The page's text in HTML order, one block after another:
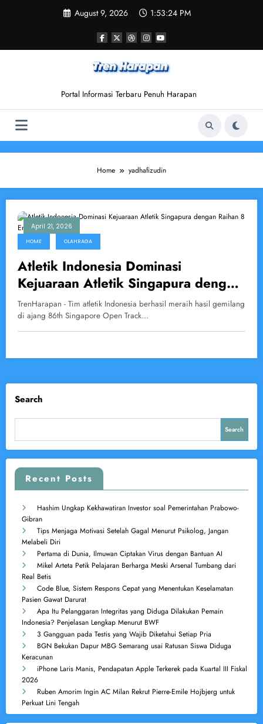
August 9, 2026 1:53:25 PM
Portal Informasi Terbaru Penuh Harapan
Home yadhafizudin
April 21, 2026
HOME OLAHRAGA
Atletik Indonesia Dominasi
Kejuaraan Atletik Singapura dengan
Raihan 8 Emas
TrenHarapan - Tim atletik Indonesia berhasil meraih hasil gemilang
di ajang 86th Singapore Open Track…
Search
Search
Recent Posts
Hashim Ungkap Kekhawatiran Investor soal Pemerintahan Prabowo-
Gibran
Tips Menjaga Motivasi Setelah Gagal Menurut Psikolog, Jangan
Melabeli Diri
Pertama di Dunia, Ilmuwan Ciptakan Virus dengan Bantuan AI
Mikel Arteta Petik Pelajaran Berharga Meski Arsenal Tumbang dari
Real Betis
Code Blue, Sistem Respons Cepat yang Menentukan Keselamatan
Pasien Gawat Darurat
Apa Itu Pelanggaran Integritas yang Diduga Dilakukan Pemain
Indonesia? Penjelasan Lengkap Menurut BWF
3 Gangguan pada Testis yang Wajib Diketahui Setiap Pria
BGN Bekukan Dapur MBG Semarang usai Ratusan Siswa Diduga
Keracunan
iPhone Laris Manis, Pendapatan Apple Terkerek pada Kuartal III Fiskal
2026
Ruben Amorim Ingin AC Milan Rekrut Pierre-Emile Hojbjerg untuk
Perkuat Lini Tengah